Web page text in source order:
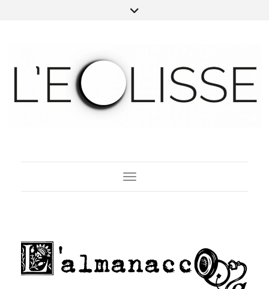
Toggle Navigation